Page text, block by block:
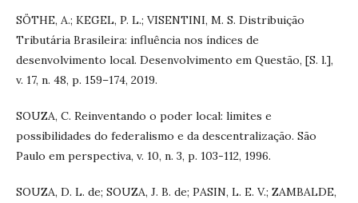
SÖTHE, A.; KEGEL, P. L.; VISENTINI, M. S. Distribuição
Tributária Brasileira: influência nos índices de
desenvolvimento local. Desenvolvimento em Questão, [S. l.],
v. 17, n. 48, p. 159–174, 2019.
SOUZA, C. Reinventando o poder local: limites e
possibilidades do federalismo e da descentralização. São
Paulo em perspectiva, v. 10, n. 3, p. 103-112, 1996.
SOUZA, D. L. de; SOUZA, J. B. de; PASIN, L. E. V.; ZAMBALDE,